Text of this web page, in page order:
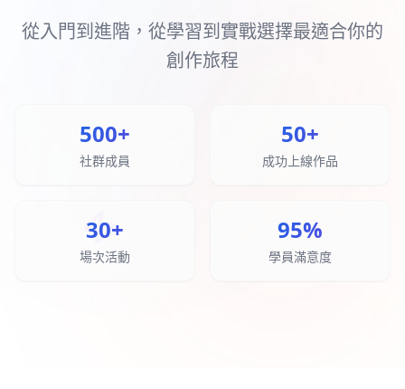
從入門到進階，從學習到實戰選擇最適合你的
創作旅程
500+
社群成員
50+
成功上線作品
30+
場次活動
95%
學員滿意度